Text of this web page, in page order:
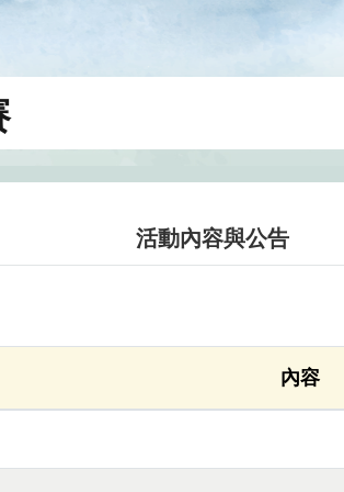
活動內容與公告
內容